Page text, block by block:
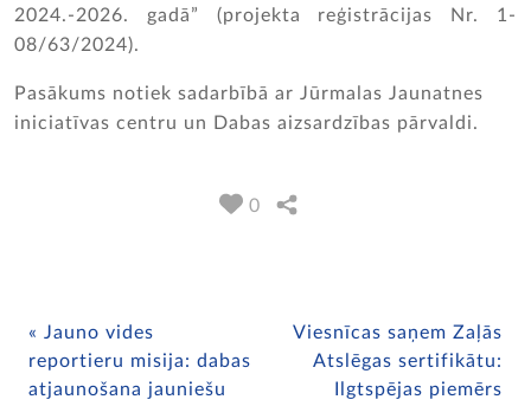
2024.-2026. gadā” (projekta reģistrācijas Nr. 1-
08/63/2024).
Pasākums notiek sadarbībā ar Jūrmalas Jaunatnes
iniciatīvas centru un Dabas aizsardzības pārvaldi.
0
Jauno vides
reportieru misija: dabas
atjaunošana jauniešu
Viesnīcas saņem Zaļās
Atslēgas sertifikātu:
Ilgtspējas piemērs